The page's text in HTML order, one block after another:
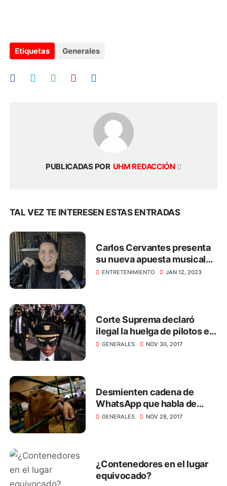
Etiquetas Generales
PUBLICADAS POR UHM REDACCIÓN
TAL VEZ TE INTERESEN ESTAS ENTRADAS
Carlos Cervantes presenta
su nueva apuesta musical
titulada ‘El Tenampa’
ENTRETENIMIENTO JAN 12, 2023
Corte Suprema declaró
ilegal la huelga de pilotos en
Avianca
GENERALES NOV 30, 2017
Desmienten cadena de
WhatsApp que habla de
lácteos contaminados con
GENERALES NOV 28, 2017
¿Contenedores en el lugar
equivocado?